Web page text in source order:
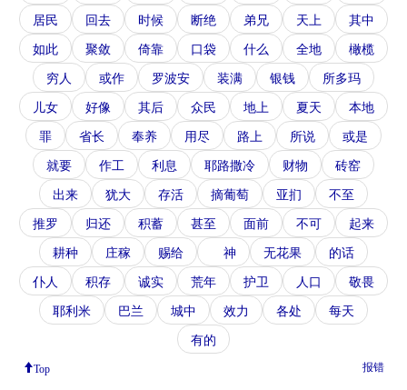
居民
回去 时候 断绝 弟兄 天上
其中
如此
聚敛 倚靠 口袋 什么 全地
橄榄
穷人
或作 罗波安 装满 银钱
所多玛
儿女
好像 其后 众民 地上 夏天
本地
罪
省长 奉养 用尽 路上 所说
或是
就要
作工 利息 耶路撒冷 财物
砖窑
出来
犹大 存活 摘葡萄 亚扪
不至
推罗
归还 积蓄 甚至 面前 不可
起来
耕种
庄稼 赐给 神 无花果
的话
仆人
积存 诚实 荒年 护卫 人口
敬畏
耶利米
巴兰 城中 效力 各处
每天
有的
Top 报错